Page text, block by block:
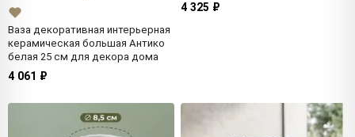
Ваза декоративная интерьерная
керамическая большая Антико
белая 25 см для декора дома
4 061 ₽
4 325 ₽